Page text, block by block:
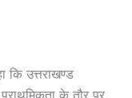
कि उत्तराखण्ड